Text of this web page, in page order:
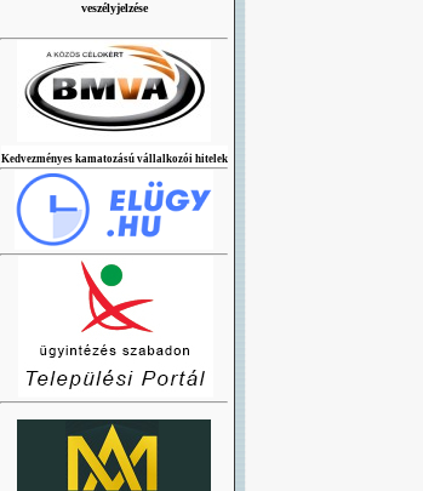
veszélyjelzése
Kedvezményes kamatozású vállalkozói hitelek